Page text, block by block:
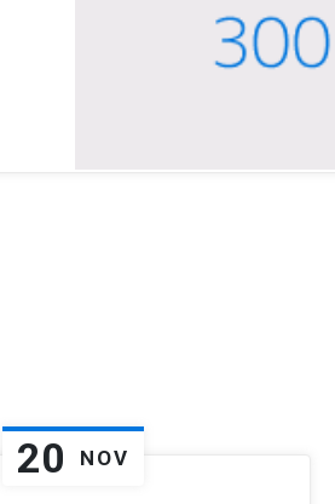
20 NOV